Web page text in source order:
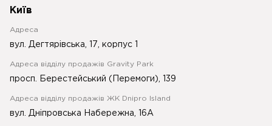
Київ
Адреса
вул. Дегтярівська, 17, корпус 1
Адреса відділу продажів Gravity Park
просп. Берестейський (Перемоги), 139
Адреса відділу продажів ЖК Dnipro Island
вул. Дніпровська Набережна, 16А